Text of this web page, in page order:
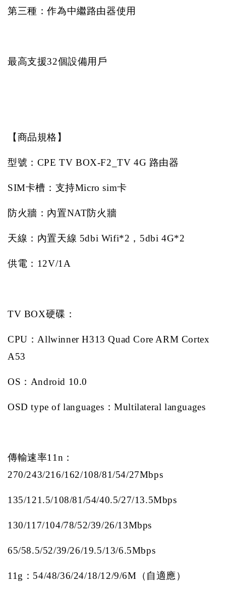
第三種：作為中繼路由器使用
最高支援32個設備用戶
【商品規格】
型號： CPE TV BOX-F2_TV 4G 路由器
SIM卡槽：支持Micro sim卡
防火牆：內置NAT防火牆
天線：內置天線 5dbi Wifi*2 ， 5dbi 4G*2
供電： 12V/1A
TV BOX硬碟：
CPU ： Allwinner H313 Quad Core ARM Cortex
A53
OS ： Android 10.0
OSD type of languages ：Multilateral languages
傳輸速率11n ：
270/243/216/162/108/81/54/27Mbps
135/121.5/108/81/54/40.5/27/13.5Mbps
130/117/104/78/52/39/26/13Mbps
65/58.5/52/39/26/19.5/13/6.5Mbps
11g ： 54/48/36/24/18/12/9/6M （自適應）